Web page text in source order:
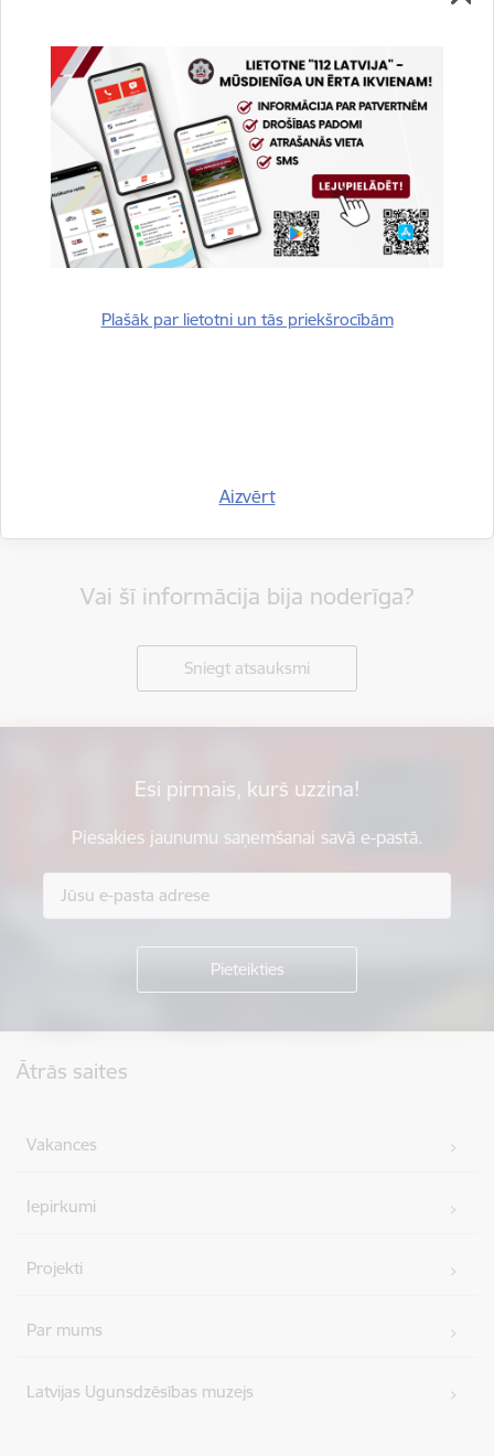
Plašāk par lietotni un tās priekšrocībām
Aizvērt
Drukāt lapu
Dalīties
Vai šī informācija bija noderīga?
Sniegt atsauksmi
Esi pirmais, kurš uzzina!
Piesakies jaunumu saņemšanai savā e-pastā.
Ātrās saites
Vakances
Iepirkumi
Projekti
Par mums
Latvijas Ugunsdzēsības muzejs